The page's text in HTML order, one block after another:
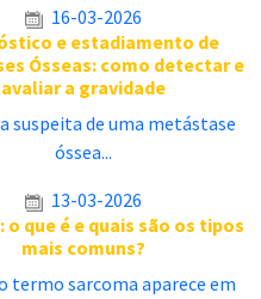
16-03-2026
e estadiamento de
Ósseas: como detectar e
avaliar a gravidade
suspeita de uma metástase
óssea...
13-03-2026
o que é e quais são os tipos
mais comuns?
termo sarcoma aparece em